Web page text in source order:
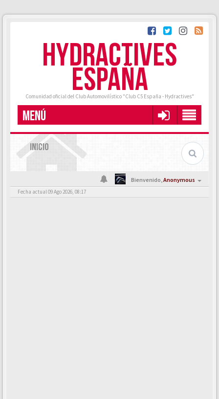
HYDRACTIVES
ESPAÑA
Comunidad oficial del Club Automovilístico "Club C5 España - Hydractives"
MENÚ
INICIO
Bienvenido,Anonymous
Fecha actual 09 Ago 2026, 08:17